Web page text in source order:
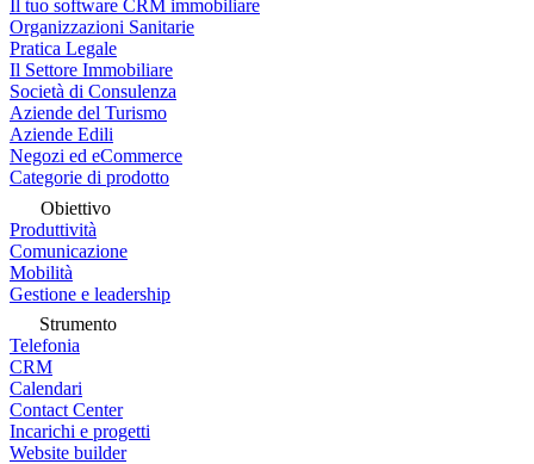
Il tuo software CRM immobiliare
Organizzazioni Sanitarie
Pratica Legale
Il Settore Immobiliare
Società di Consulenza
Aziende del Turismo
Aziende Edili
Negozi ed eCommerce
Categorie di prodotto
Obiettivo
Produttività
Comunicazione
Mobilità
Gestione e leadership
Strumento
Telefonia
CRM
Calendari
Contact Center
Incarichi e progetti
Website builder